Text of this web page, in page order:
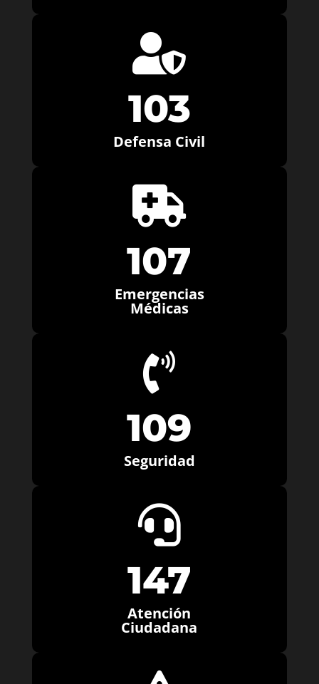

103
Defensa Civil

107
Emergencias
Médicas

109
Seguridad

147
Atención
Ciudadana